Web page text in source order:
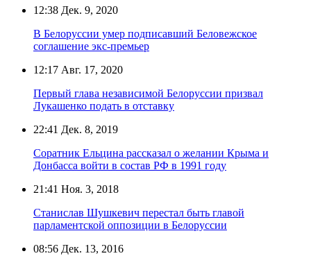
12:38 Дек. 9, 2020
В Белоруссии умер подписавший Беловежское
соглашение экс-премьер
12:17 Авг. 17, 2020
Первый глава независимой Белоруссии призвал
Лукашенко подать в отставку
22:41 Дек. 8, 2019
Соратник Ельцина рассказал о желании Крыма и
Донбасса войти в состав РФ в 1991 году
21:41 Ноя. 3, 2018
Станислав Шушкевич перестал быть главой
парламентской оппозиции в Белоруссии
08:56 Дек. 13, 2016